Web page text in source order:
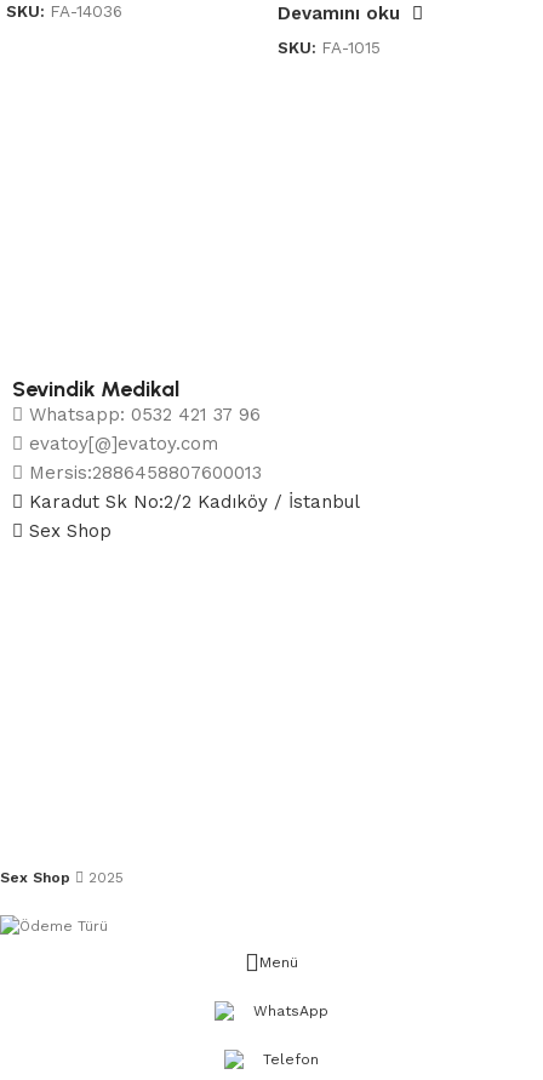
SKU: FA-14036 Devamını oku
SKU: FA-1015
Sevindik Medikal
Whatsapp: 0532 421 37 96
evatoy[@]evatoy.com
Mersis:2886458807600013
Karadut Sk No:2/2 Kadıköy / İstanbul
Sex Shop
Sex Shop 2025
Menü
WhatsApp
Telefon